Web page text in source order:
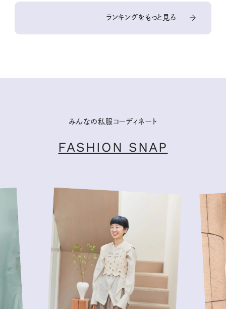
ランキングをもっと見る
みんなの私服コーディネート
FASHION SNAP